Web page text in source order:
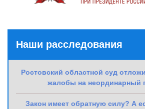
Наши расследования
Ростовский областной суд
жалобы на неординарный
Закон имеет обратную силу? А